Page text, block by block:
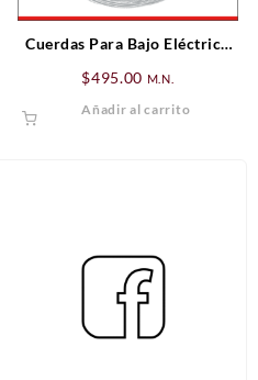
Cuerdas Para Bajo Eléctrico
$495.00 M.N.
Añadir al carrito